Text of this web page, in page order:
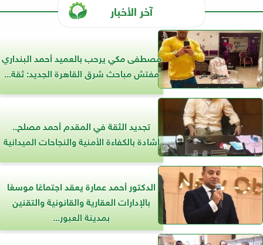
آخر الأخبار
مصطفى مكي يرحب بالعميد أحمد البنداري
مفتش مباحث شرق القاهرة الجديد: ثقة...
تجديد الثقة في المقدم أحمد مصلح..
إشادة بالكفاءة الأمنية والنجاحات الميدانية
الدكتور أحمد عمارة يعقد اجتماعًا موسعًا
بالإدارات العقارية والقانونية والتقنين
بمدينة العبور...